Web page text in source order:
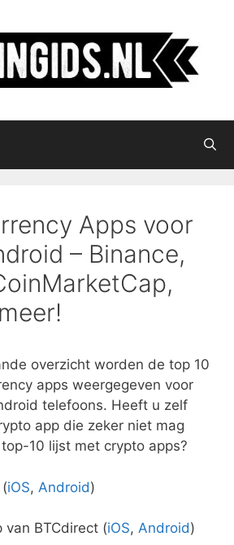
Apps voor
– Binance,
overzicht worden de top 10
apps weergegeven voor
telefoons. Heeft u zelf
app die zeker niet mag
10 lijst met crypto apps?
iOS, Android)
van BTCdirect (iOS, Android)